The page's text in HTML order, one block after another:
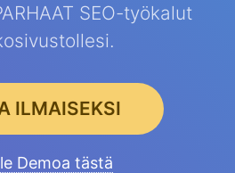
SEO-työkalut
ILMAISEKSI
Demoa tästä